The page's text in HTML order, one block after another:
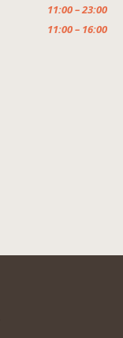
11:00 – 23:00
11:00 – 16:00